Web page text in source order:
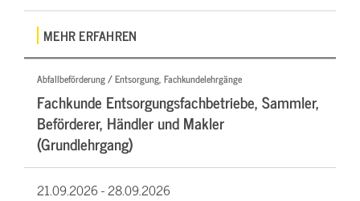
MEHR ERFAHREN
Abfallbeförderung / Entsorgung, Fachkundelehrgänge
Fachkunde Entsorgungsfachbetriebe, Sammler,
Beförderer, Händler und Makler
(Grundlehrgang)
21.09.2026 -28.09.2026